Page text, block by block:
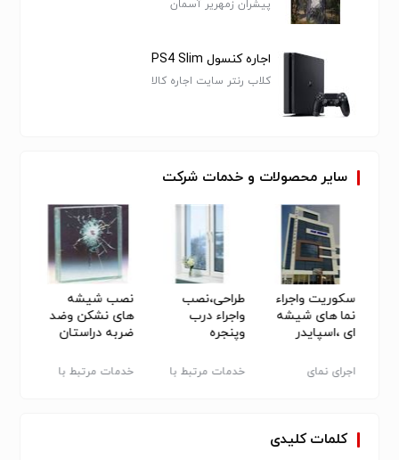
سایرمحصولات و خدمات شرکت
سکوریت واجراء
نما های شیشه
ای ،اسپایدر
وال،لامل،وفریم
اجرای نمای
طراحی،نصب
واجراء درب
وپنجره
اختصاصی
خدمات مرتبط با
نصب شیشه
های نشکن وضد
ضربه دراستان
خدمات مرتبط با
پیشران زمهریر آسمان
اجاره کنسول PS4 Slim
کلاب رنتر سایت اجاره کالا
کلمات کلیدی